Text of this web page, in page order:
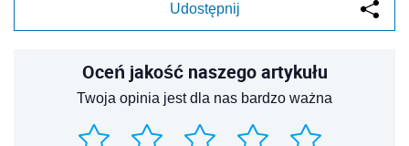
Udostępnij
Oceń jakość naszego artykułu
Twoja opinia jest dla nas bardzo ważna